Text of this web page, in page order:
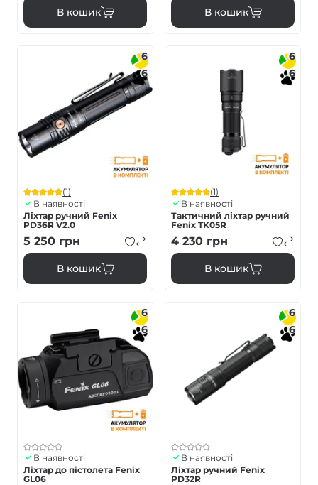
В кошик В кошик
6
6
(1)
В наявності
Ліхтар ручний Fenix
PD36R V2.0
5 250 грн
В кошик
6
6
(1)
В наявності
Тактичний ліхтар ручний
Fenix TK05R
4 230 грн
В кошик
6
6
В наявності
Ліхтар до пістолета Fenix
GL06
6
6
В наявності
Ліхтар ручний Fenix
PD32R